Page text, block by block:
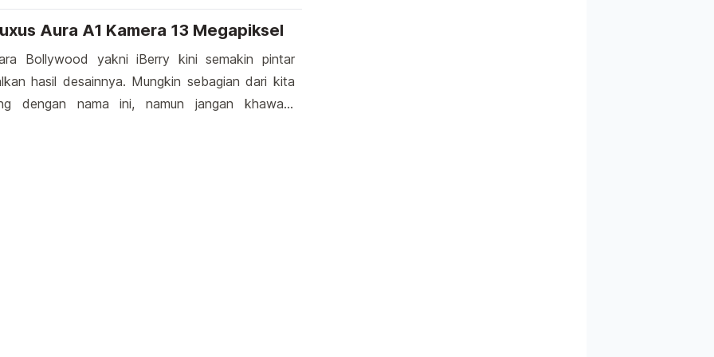
aplikasi tambahan untuk membuka file
Aura A1 Kamera 13 Megapiksel
Bollywood yakni iBerry kini semakin pintar
hasil desainnya. Mungkin sebagian dari kita
dengan nama ini, namun jangan khawatir